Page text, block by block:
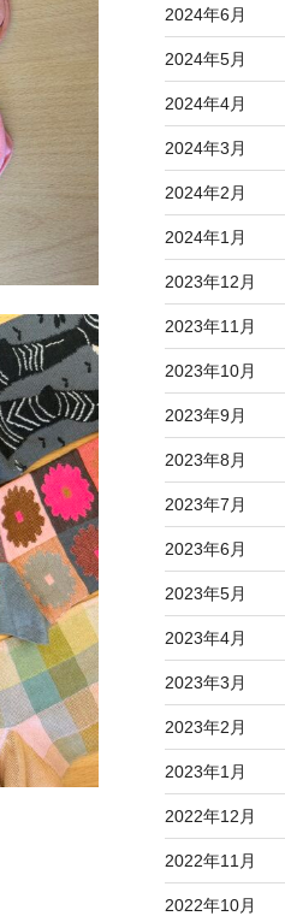
2024年6月
2024年5月
2024年4月
2024年3月
2024年2月
2024年1月
2023年12月
2023年11月
2023年10月
2023年9月
2023年8月
2023年7月
2023年6月
2023年5月
2023年4月
2023年3月
2023年2月
2023年1月
2022年12月
2022年11月
2022年10月